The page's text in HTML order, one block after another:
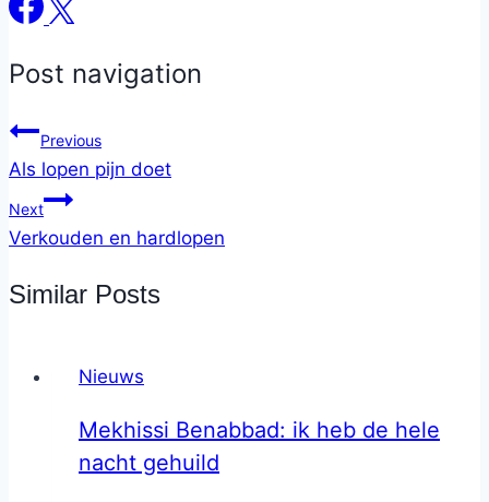
Post navigation
Previous
Als lopen pijn doet
Next
Verkouden en hardlopen
Similar Posts
Nieuws
Mekhissi Benabbad: ik heb de hele
nacht gehuild